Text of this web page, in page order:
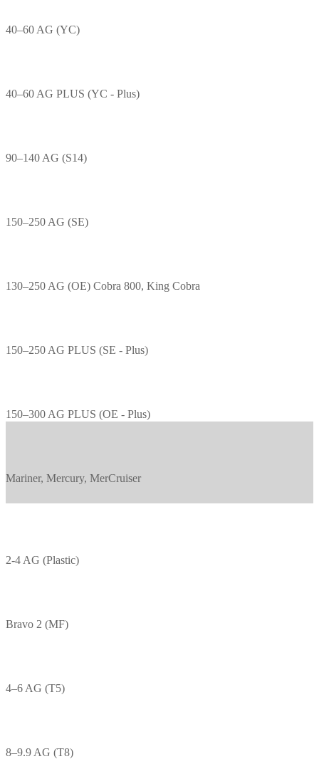
40–60 AG (YC)
40–60 AG PLUS (YC - Plus)
90–140 AG (S14)
150–250 AG (SE)
130–250 AG (OE) Cobra 800, King Cobra
150–250 AG PLUS (SE - Plus)
150–300 AG PLUS (OE - Plus)
Mariner, Mercury, MerCruiser
2-4 AG (Plastic)
Bravo 2 (MF)
4–6 AG (T5)
8–9.9 AG (T8)